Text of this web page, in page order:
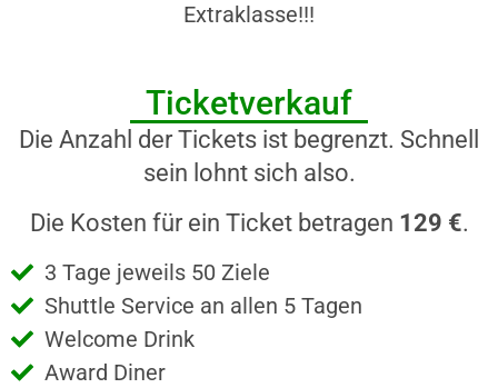
Extraklasse!!!
Ticketverkauf
Die Anzahl der Tickets ist begrenzt. Schnell
sein lohnt sich also.
Die Kosten für ein Ticket betragen 129 €.
3 Tage jeweils 50 Ziele
Shuttle Service an allen 5 Tagen
Welcome Drink
Award Diner